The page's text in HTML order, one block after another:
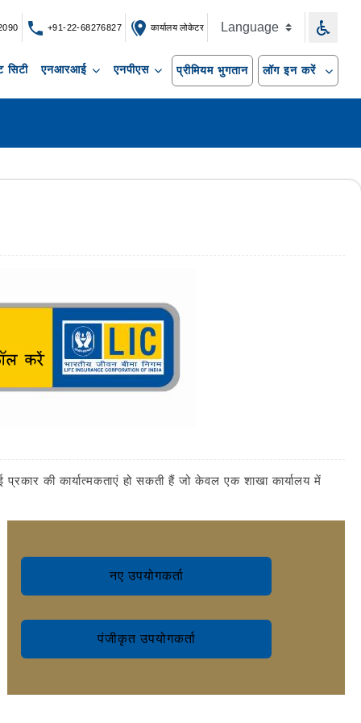
+91-22-68276827 कार्यालय लोकेटर
एनआरआई एनपीएस प्रीमियम भुगतान लॉग इन करें
की कार्यात्मकताएं हो सकती हैं जो केवल एक शाखा कार्यालय में
नए उपयोगकर्ता
पंजीकृत उपयोगकर्ता